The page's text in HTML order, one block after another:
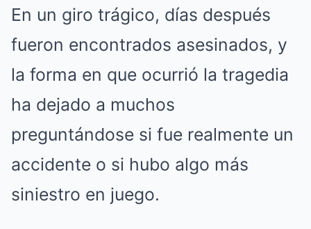
En un giro trágico, días después
fueron encontrados asesinados, y
la forma en que ocurrió la tragedia
ha dejado a muchos
preguntándose si fue realmente un
accidente o si hubo algo más
siniestro en juego.